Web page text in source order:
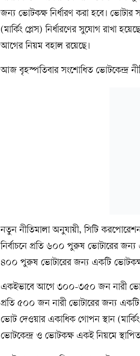
জন্য ভোটকক্ষ নির্ধারণ করা হবে।
(মার্কিং প্লেস) নির্ধারণের সুযোগ রাখা
আগের নিয়ম বহাল রয়েছে।
আজ বৃহস্পতিবার সংশোধিত ভোটকেন্দ্র
নতুন নীতিমালা অনুযায়ী, সিটি
নির্বাচনে প্রতি ৬০০ পুরুষ ভোটারের জন্য
৪০০ পুরুষ ভোটারের জন্য একটি ভোটকক্ষ
একইভাবে আগে ৩০০-৩৫০ জন নারী
প্রতি ৫০০ জন নারী ভোটারের জন্য একটি
ভোট দেওয়ার একাধিক গোপন স্থান (মার্কিং
ভোটকেন্দ্র ও ভোটকক্ষ একই নিয়মে